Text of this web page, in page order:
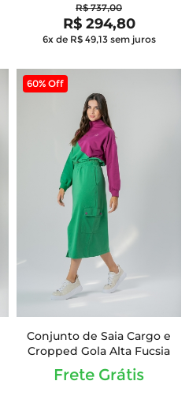
R$ 737,00
R$ 294,80
6x de R$ 49,13 sem juros
60% Off
Conjunto de Saia Cargo e
Cropped Gola Alta Fucsia
Frete Grátis